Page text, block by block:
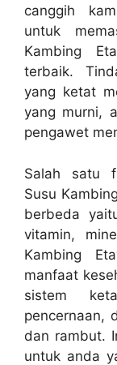
canggih
untuk
Kambing
terbaik.
yang ketat
yang murni,
pengawet
Salah satu
Susu
berbeda
vitamin,
Kambing
manfaat
sistem
pencernaan,
dan rambut.
untuk anda